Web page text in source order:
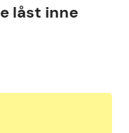
låst inne